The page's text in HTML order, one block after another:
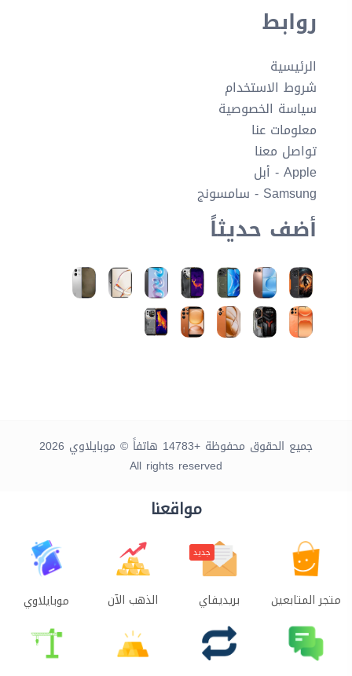
روابط
الرئيسية
شروط الاستخدام
سياسة الخصوصية
معلومات عنا
تواصل معنا
Apple - أبل
Samsung - سامسونج
أضف حديثاً
جميع الحقوق محفوظة +14783 هاتفاً © موبايلاوي 2026
All rights reserved